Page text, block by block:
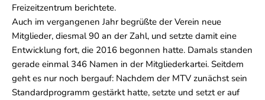
Freizeitzentrum berichtete.
Auch im vergangenen Jahr begrüßte der Verein neue
Mitglieder, diesmal 90 an der Zahl, und setzte damit eine
Entwicklung fort, die 2016 begonnen hatte. Damals standen
gerade einmal 346 Namen in der Mitgliederkartei. Seitdem
geht es nur noch bergauf: Nachdem der MTV zunächst sein
Standardprogramm gestärkt hatte, setzte und setzt er auf